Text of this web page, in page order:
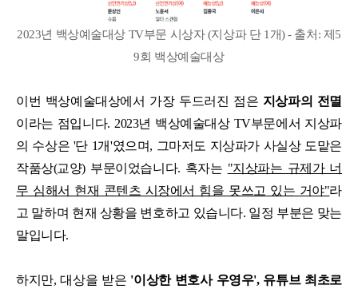
2023년 백상예술대상 TV부문 시상자 (지상파 단 1개) - 출처: 제5
9회 백상예술대상
이번 백상예술대상에서 가장 두드러진 점은 지상파의 전멸
이라는 점입니다. 2023년 백상예술대상 TV부문에서 지상파
의 수상은 '단 1개'였으며, 그마저도 지상파가 사실상 도맡은
작품상(교양) 부문이었습니다. 혹자는 "지상파는 규제가 너
무 심해서 현재 콘텐츠 시장에서 힘을 못쓰고 있는 거야"라
고 말하며 현재 상황을 변호하고 있습니다. 일정 부분은 맞는
말입니다.
하지만, 대상을 받은 '이상한 변호사 우영우', 유튜브 최초로